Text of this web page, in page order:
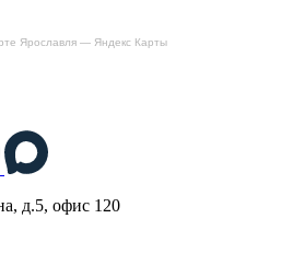
Ярославля — Яндекс Карты
д.5, офис 120